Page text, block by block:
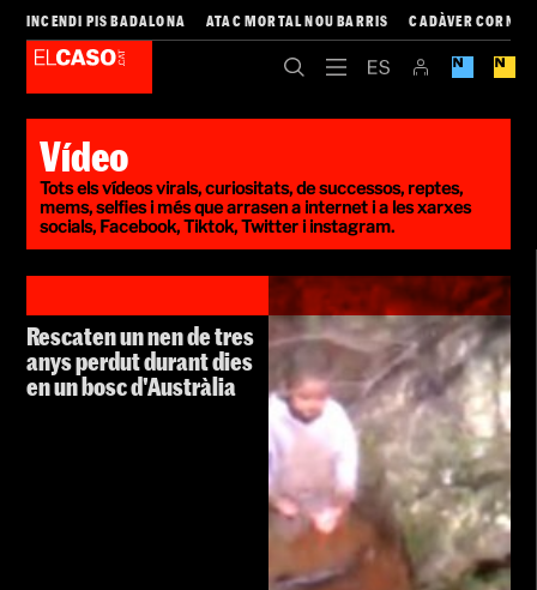
INCENDI PIS BADALONA ATAC MORTAL NOU BARRIS CADÀVER
Vídeo
Tots els vídeos virals, curiositats, de successos, reptes,
mems, selfies i més que arrasen a internet i a les xarxes
socials, Facebook, Tiktok, Twitter i instagram.
Rescaten un nen de tres
anys perdut durant dies
en un bosc d'Austràlia